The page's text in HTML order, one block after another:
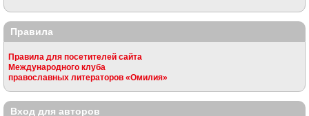
Правила
Правила для посетителей сайта
Международного клуба
православных литераторов «Омилия»
Вход для авторов